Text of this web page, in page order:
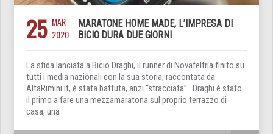
25 MAR
2020
MARATONE HOME MADE, L’IMPRESA DI
BICIO DURA DUE GIORNI
La sfida lanciata a Bicio Draghi, il runner di Novafeltria finito su
tutti i media nazionali con la sua storia, raccontata da
AltaRimini.it, è stata battuta, anzi “stracciata”. Draghi è stato
il primo a fare una mezzamaratona sul proprio terrazzo di
casa, una